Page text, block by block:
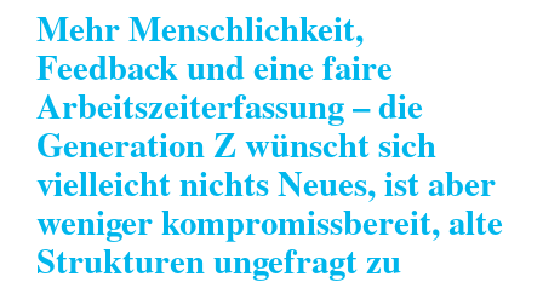
Mehr Menschlichkeit,
Feedback und eine faire
Arbeitszeiterfassung – die
Generation Z wünscht sich
vielleicht nichts Neues, ist aber
weniger kompromissbereit, alte
Strukturen ungefragt zu